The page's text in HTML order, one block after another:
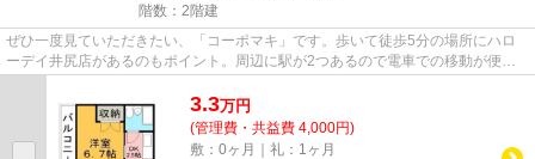
階数：2階建
ぜひ一度見ていただきたい、「コーポマキ」です。歩いて徒歩5分の場所にハロ
ーデイ井尻店があるのもポイント。周辺に駅が2つあるので電車での移動が便利
3.3万円
(管理費・共益費 4,000円)
敷：0ヶ月｜礼：1ヶ月